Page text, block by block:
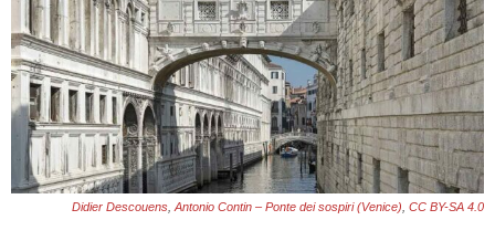
Didier Descouens Antonio Contin – Ponte dei sospiri (Venice) CC BY-SA 4.0